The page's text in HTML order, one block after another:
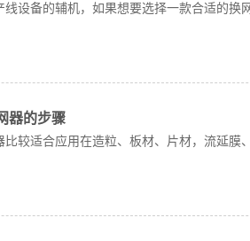
设备的辅机，如果想要选择一款合适的
器的步骤
适合应用在造粒、板材、片材，流延膜